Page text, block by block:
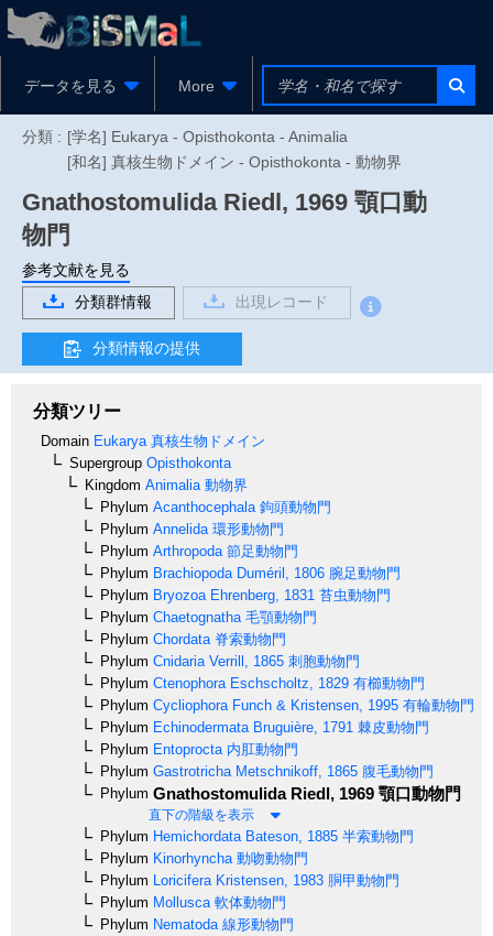
データを見る More
分類 : [学名] Eukarya - Opisthokonta - Animalia
[和名] 真核生物ドメイン - Opisthokonta - 動物界
GnathostomulidaRiedl, 1969 顎口動
物門
参考文献を見る
分類群情報
出現レコード
分類情報の提供
分類ツリー
Domain Eukarya 真核生物ドメイン
Supergroup Opisthokonta
Kingdom Animalia 動物界
Phylum Acanthocephala 鉤頭動物門
Phylum Annelida 環形動物門
Phylum Arthropoda 節足動物門
Phylum Brachiopoda Duméril, 1806 腕足動物門
Phylum Bryozoa Ehrenberg, 1831 苔虫動物門
Phylum Chaetognatha 毛顎動物門
Phylum Chordata 脊索動物門
Phylum Cnidaria Verrill, 1865 刺胞動物門
Phylum Ctenophora Eschscholtz, 1829 有櫛動物門
Phylum Cycliophora Funch & Kristensen, 1995 有輪動物門
Phylum Echinodermata Bruguière, 1791 棘皮動物門
Phylum Entoprocta 内肛動物門
Phylum Gastrotricha Metschnikoff, 1865 腹毛動物門
Phylum GnathostomulidaRiedl, 1969 顎口動物門
直下の階級を表示
Phylum Hemichordata Bateson, 1885 半索動物門
Phylum Kinorhyncha 動吻動物門
Phylum Loricifera Kristensen, 1983 胴甲動物門
Phylum Mollusca 軟体動物門
Phylum Nematoda 線形動物門